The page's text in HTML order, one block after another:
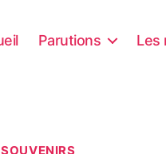
Parutions Les